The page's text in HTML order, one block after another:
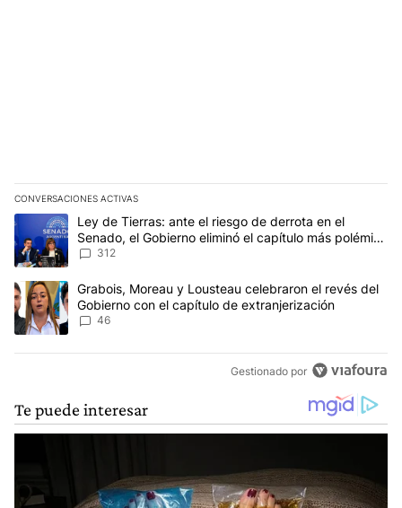
CONVERSACIONES ACTIVAS
Este listado muestra los artículos con más comentarios en los
Un artículo de tendencia con el título "Ley de Tierras: ante el
Ley de Tierras: ante el riesgo de derrota en el
Senado, el Gobierno eliminó el capítulo más polémico
del proyecto
312
Un artículo de tendencia con el título "Grabois, Moreau y
Grabois, Moreau y Lousteau celebraron el revés del
Gobierno con el capítulo de extranjerización
46
Gestionado por